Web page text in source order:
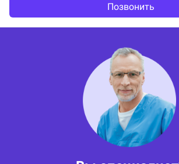
Позвонить